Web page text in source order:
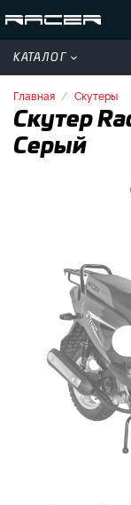
КАТАЛОГ
Главная Скутеры
Скутер
Серый